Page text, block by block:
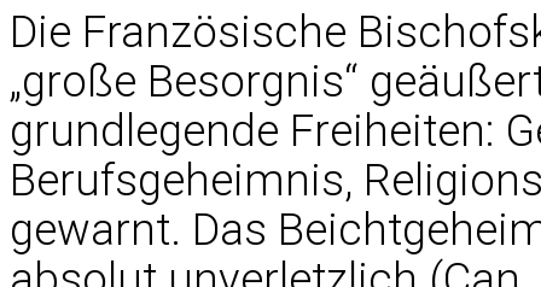
Die Französische
„große Besorgnis“
grundlegende Freiheiten:
Berufsgeheimnis,
gewarnt. Das